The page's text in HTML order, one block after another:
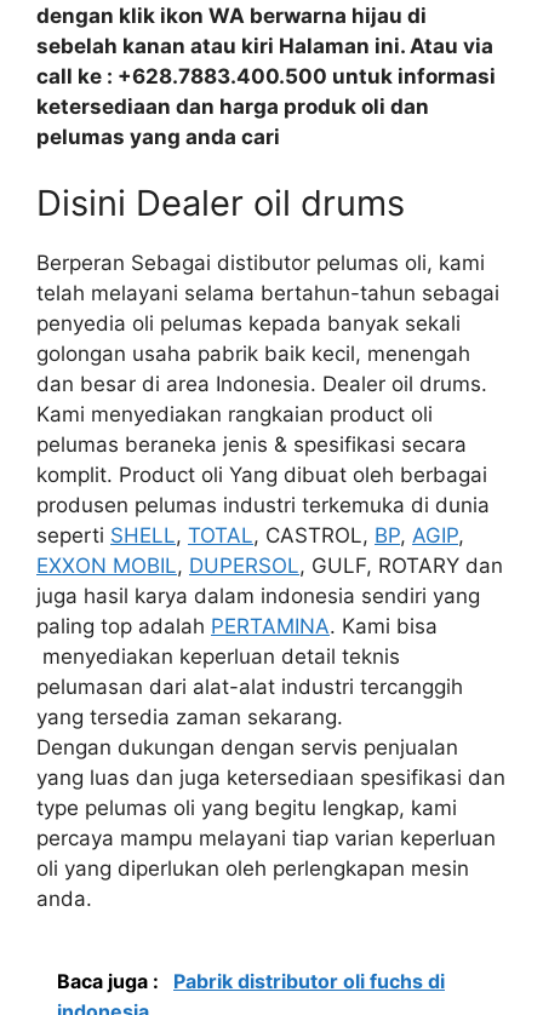
dengan klik ikon WA berwarna hijau di
sebelah kanan atau kiri Halaman ini. Atau via
call ke : +628.7883.400.500 untuk informasi
ketersediaan dan harga produk oli dan
pelumas yang anda cari
Disini Dealer oil drums
Berperan Sebagai distibutor pelumas oli, kami
telah melayani selama bertahun-tahun sebagai
penyedia oli pelumas kepada banyak sekali
golongan usaha pabrik baik kecil, menengah
dan besar di area Indonesia. Dealer oil drums.
Kami menyediakan rangkaian product oli
pelumas beraneka jenis & spesifikasi secara
komplit. Product oli Yang dibuat oleh berbagai
produsen pelumas industri terkemuka di dunia
seperti SHELL, TOTAL, CASTROL, BP, AGIP,
EXXON MOBIL, DUPERSOL, GULF, ROTARY dan
juga hasil karya dalam indonesia sendiri yang
paling top adalah PERTAMINA. Kami bisa
menyediakan keperluan detail teknis
pelumasan dari alat-alat industri tercanggih
yang tersedia zaman sekarang.
Dengan dukungan dengan servis penjualan
yang luas dan juga ketersediaan spesifikasi dan
type pelumas oli yang begitu lengkap, kami
percaya mampu melayani tiap varian keperluan
oli yang diperlukan oleh perlengkapan mesin
anda.
Baca juga :
Pabrik distributor oli fuchs di